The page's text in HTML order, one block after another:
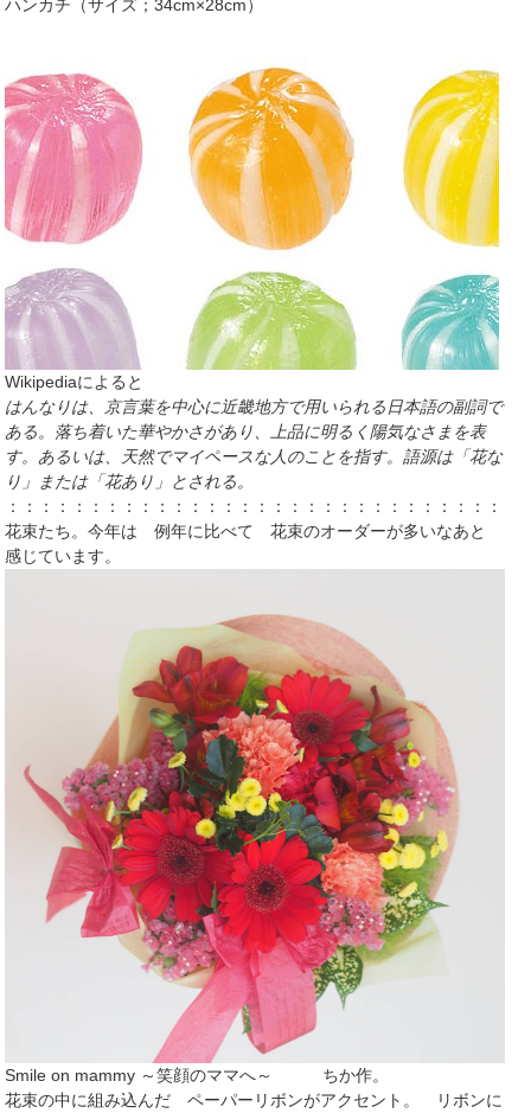
ハンカチ（サイズ；34cm×28cm）
Wikipediaによると
はんなりは、京言葉を中心に近畿地方で用いられる日本語の副詞で
ある。 落ち着いた華やかさがあり、上品に明るく陽気なさまを表
す。あるいは、天然でマイペースな人のことを指す。語源は「花な
り」または「花あり」とされる。
：：：：：：：：：：：：：：：：：：：：：：：：：：：：：：：
花束たち。今年は 例年に比べて 花束のオーダーが多いなあと
感じています。
Smile on mammy ～笑顔のママへ～
ちか作。
花束の中に組み込んだ ペーパーリボンがアクセント。 リボンに